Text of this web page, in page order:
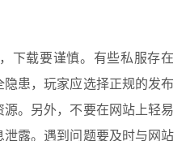
下载要谨慎。有些私服存在
患，玩家应选择正规的发布
。另外，不要在网站上轻易
露。遇到问题要及时与网站